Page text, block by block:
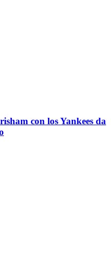
con los Yankees da